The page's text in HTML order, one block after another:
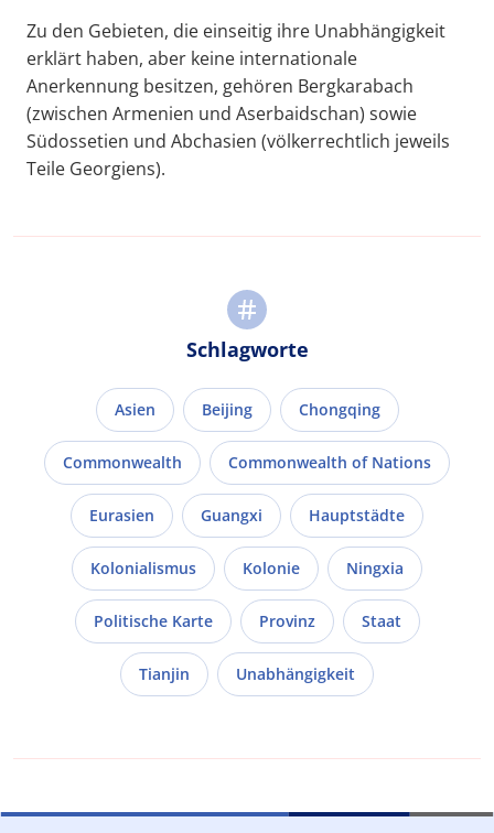
Zu den Gebieten, die einseitig ihre Unabhängigkeit
erklärt haben, aber keine internationale
Anerkennung besitzen, gehören Bergkarabach
(zwischen Armenien und Aserbaidschan) sowie
Südossetien und Abchasien (völkerrechtlich jeweils
Teile Georgiens).
Schlagworte
Asien Beijing Chongqing
Commonwealth Commonwealth of Nations
Eurasien Guangxi Hauptstädte
Kolonialismus Kolonie Ningxia
Politische Karte Provinz Staat
Tianjin Unabhängigkeit